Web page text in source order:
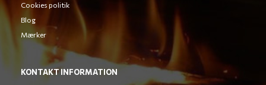
Cookies politik
Blog
Mærker
KONTAKT INFORMATION